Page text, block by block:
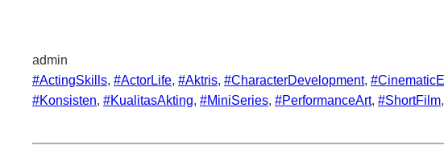
admin
#ActingSkills, #ActorLife, #Aktris, #CharacterDevelopment,
#Konsisten, #KualitasAkting, #MiniSeries, #PerformanceArt, #ShortFilm,